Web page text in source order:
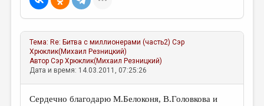
Тема: Re: Битва с миллионерами (часть2) Сэр
Хрюклик(Михаил Резницкий)
АвторСэр Хрюклик(Михаил Резницкий)
Дата и время: 14.03.2011, 07:25:26
Сердечно благодарю М.Белоконя, В.Головкова и